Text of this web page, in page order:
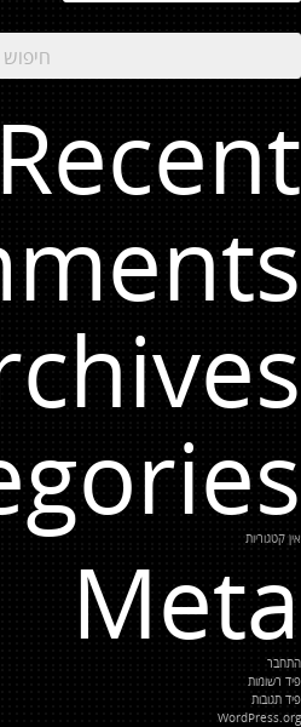
Recent
אין קטגוריות
Meta
התחבר
פיד רשומות
פיד תגובות
WordPress.org